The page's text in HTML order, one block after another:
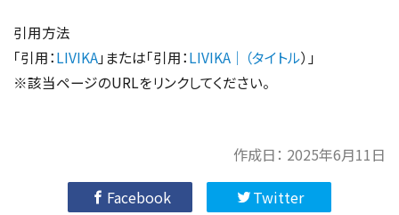
引用方法
「引用：LIVIKA」または「引用：LIVIKA｜（タイトル）」
※該当ページのURLをリンクしてください。
作成日： 2025年6月11日
Facebook
Twitter